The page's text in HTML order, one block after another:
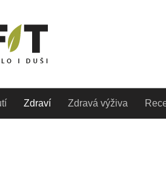
Zdraví Zdravá výživa